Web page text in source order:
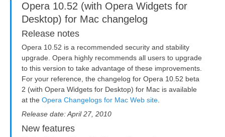
Opera 10.52 (with Opera Widgets for
Desktop) for Mac changelog
Release notes
Opera 10.52 is a recommended security and stability
upgrade. Opera highly recommends all users to upgrade
to this version to take advantage of these improvements.
For your reference, the changelog for Opera 10.52 beta
2 (with Opera Widgets for Desktop) for Mac is available
at the Opera Changelogs for Mac Web site.
Release date: April 27, 2010
New features